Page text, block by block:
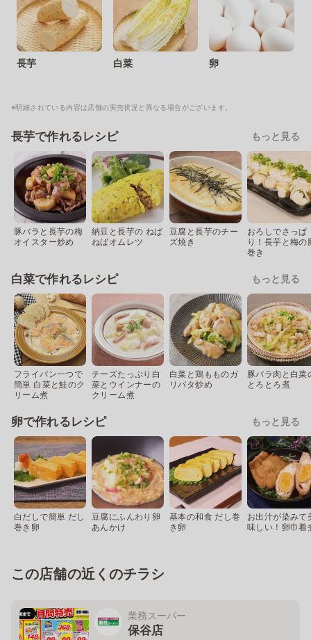
長芋 白菜 卵
※明細されている内容は店舗の実売状況と異なる場合がございます。
長芋で作れるレシピ もっと見る
豚バラと長芋の梅
オイスター炒め
納豆と長芋の ねば
ねばオムレツ
豆腐と長芋のチー
ズ焼き
おろしでさっぱ
り！長芋と梅の
巻き
白菜で作れるレシピ もっと見る
フライパン一つで
簡単 白菜と鮭のク
リーム煮
チーズたっぷり白
菜とウインナーの
クリーム煮
白菜と鶏もものガ
リバタ炒め
豚バラ肉と白菜
とろとろ煮
卵で作れるレシピ もっと見る
白だしで簡単 だし
巻き卵
豆腐にふんわり卵
あんかけ
基本の和食 だし巻
き卵
お出汁が染みて
味しい！卵巾着
この店舗の近くのチラシ
業務スーパー
保谷店